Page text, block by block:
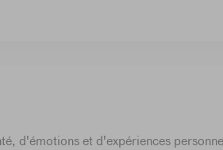
d'émotions et d'expériences